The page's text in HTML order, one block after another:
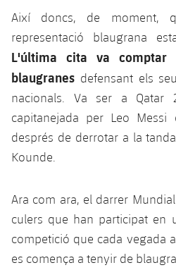
Així doncs, de moment,
representació blaugrana
L'última cita va
blaugranes defensant els
nacionals. Va ser a Qatar
capitanejada per Leo
després de derrotar a la
Kounde.
Ara com ara, el darrer
culers que han participat en
competició que cada vegada
es comença a tenyir de